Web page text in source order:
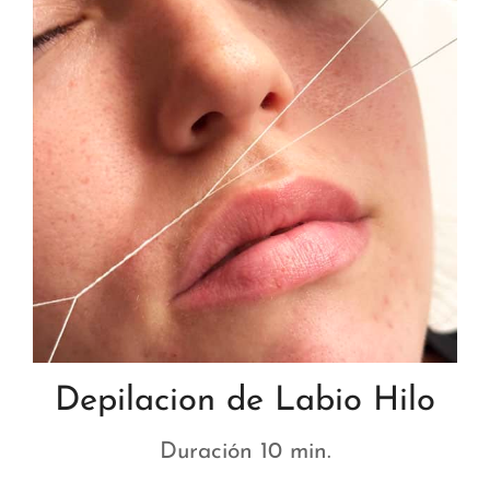
Depilacion de Labio Hilo
Duración 10 min.